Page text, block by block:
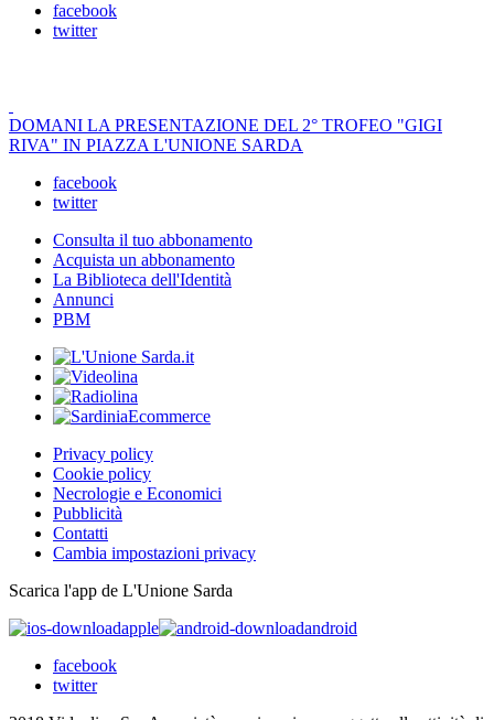
facebook
twitter
DOMANI LA PRESENTAZIONE DEL 2° TROFEO "GIGI
RIVA" IN PIAZZA L'UNIONE SARDA
facebook
twitter
Consulta il tuo abbonamento
Acquista un abbonamento
La Biblioteca dell'Identità
Annunci
PBM
Privacy policy
Cookie policy
Necrologie e Economici
Pubblicità
Contatti
Cambia impostazioni privacy
Scarica l'app de L'Unione Sarda
apple
android
facebook
twitter